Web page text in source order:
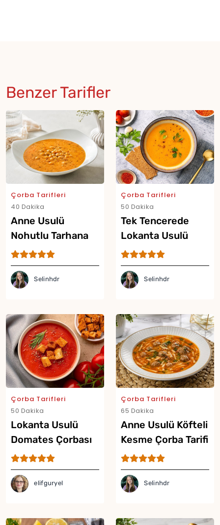
Benzer Tarifler
Çorba Tarifleri
40 Dakika
Anne Usulü
Nohutlu Tarhana
Çorbası Tarifi
Selinhdr
Çorba Tarifleri
50 Dakika
Tek Tencerede
Lokanta Usulü
Mercimek Çorbası
Tarifi
Selinhdr
Çorba Tarifleri
50 Dakika
Lokanta Usulü
Domates Çorbası
Tarifi
elifguryel
Çorba Tarifleri
65 Dakika
Anne Usulü Köfteli
Kesme Çorba Tarifi
Selinhdr